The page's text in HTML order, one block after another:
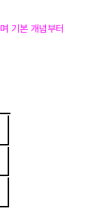
기본 개념부터